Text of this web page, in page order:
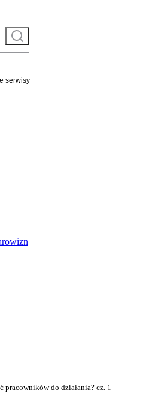
Szukaj
serwisy
pracowników do działania? cz. 1